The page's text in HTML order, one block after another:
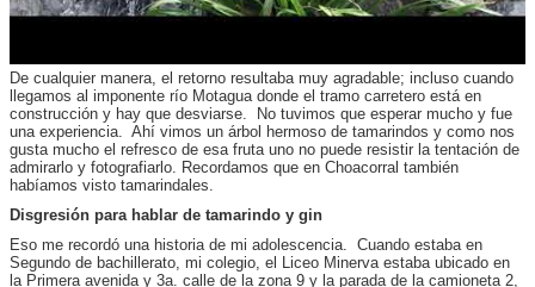
De cualquier manera, el retorno resultaba muy agradable; incluso cuando
llegamos al imponente río Motagua donde el tramo carretero está en
construcción y hay que desviarse. No tuvimos que esperar mucho y fue
una experiencia. Ahí vimos un árbol hermoso de tamarindos y como nos
gusta mucho el refresco de esa fruta uno no puede resistir la tentación de
admirarlo y fotografiarlo. Recordamos que en Choacorral también
habíamos visto tamarindales.
Disgresión para hablar de tamarindo y gin
Eso me recordó una historia de mi adolescencia. Cuando estaba en
Segundo de bachillerato, mi colegio, el Liceo Minerva estaba ubicado en
la Primera avenida y 3a. calle de la zona 9 y la parada de la camioneta 2,